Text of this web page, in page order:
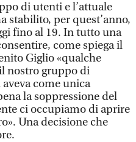
di utenti e l’attuale
stabilito, per quest’anno,
fino al 19. In tutto una
come spiega il
Giglio «qualche
nostro gruppo di
come unica
la soppressione del
ci occupiamo di aprire
Una decisione che